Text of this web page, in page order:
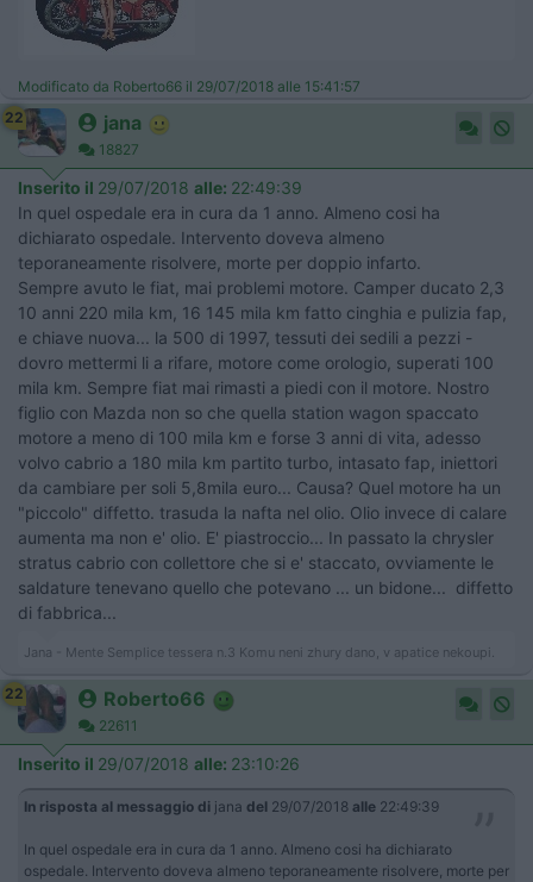
Modificato da Roberto66 il 29/07/2018 alle 15:41:57
22
jana
18827
Inserito il 29/07/2018 alle: 22:49:39
In quel ospedale era in cura da 1 anno. Almeno cosi ha
dichiarato ospedale. Intervento doveva almeno
teporaneamente risolvere, morte per doppio infarto.
Sempre avuto le fiat, mai problemi motore. Camper ducato 2,3
10 anni 220 mila km, 16 145 mila km fatto cinghia e pulizia fap,
e chiave nuova... la 500 di 1997, tessuti dei sedili a pezzi -
dovro mettermi li a rifare, motore come orologio, superati 100
mila km. Sempre fiat mai rimasti a piedi con il motore. Nostro
figlio con Mazda non so che quella station wagon spaccato
motore a meno di 100 mila km e forse 3 anni di vita, adesso
volvo cabrio a 180 mila km partito turbo, intasato fap, iniettori
da cambiare per soli 5,8mila euro... Causa? Quel motore ha un
"piccolo" diffetto. trasuda la nafta nel olio. Olio invece di calare
aumenta ma non e' olio. E' piastroccio... In passato la chrysler
stratus cabrio con collettore che si e' staccato, ovviamente le
saldature tenevano quello che potevano ... un bidone... diffetto
di fabbrica...
Jana - Mente Semplice tessera n.3 Komu neni zhury dano, v apatice nekoupi.
22 Roberto66
22611
Inserito il 29/07/2018 alle: 23:10:26
In risposta al messaggio di jana del 29/07/2018 alle 22:49:39
In quel ospedale era in cura da 1 anno. Almeno cosi ha dichiarato
ospedale. Intervento doveva almeno teporaneamente risolvere, morte per